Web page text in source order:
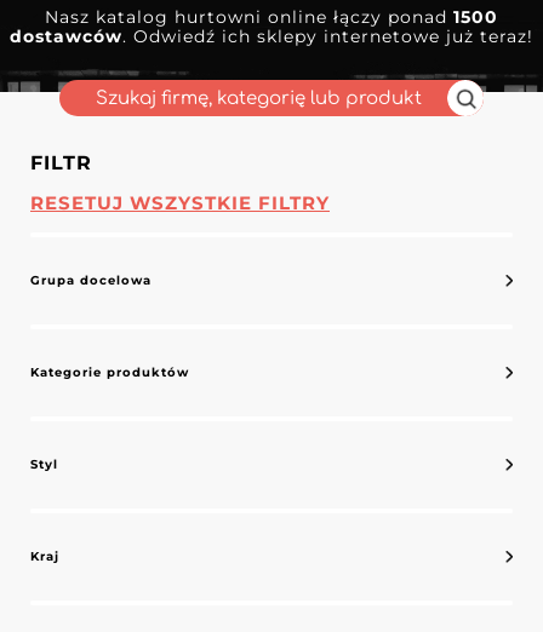
Nasz katalog hurtowni online łączy ponad 1500
dostawców. Odwiedź ich sklepy internetowe już teraz!
FILTR
RESETUJ WSZYSTKIE FILTRY
Grupa docelowa
Kategorie produktów
Styl
Kraj